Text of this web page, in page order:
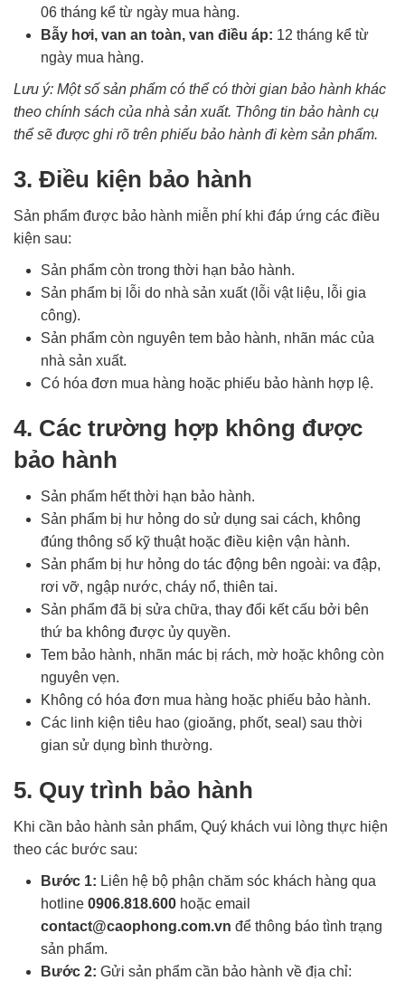
06 tháng kể từ ngày mua hàng.
Bẫy hơi, van an toàn, van điều áp: 12 tháng kể từ
ngày mua hàng.
Lưu ý: Một số sản phẩm có thể có thời gian bảo hành khác
theo chính sách của nhà sản xuất. Thông tin bảo hành cụ
thể sẽ được ghi rõ trên phiếu bảo hành đi kèm sản phẩm.
3. Điều kiện bảo hành
Sản phẩm được bảo hành miễn phí khi đáp ứng các điều
kiện sau:
Sản phẩm còn trong thời hạn bảo hành.
Sản phẩm bị lỗi do nhà sản xuất (lỗi vật liệu, lỗi gia
công).
Sản phẩm còn nguyên tem bảo hành, nhãn mác của
nhà sản xuất.
Có hóa đơn mua hàng hoặc phiếu bảo hành hợp lệ.
4. Các trường hợp không được
bảo hành
Sản phẩm hết thời hạn bảo hành.
Sản phẩm bị hư hỏng do sử dụng sai cách, không
đúng thông số kỹ thuật hoặc điều kiện vận hành.
Sản phẩm bị hư hỏng do tác động bên ngoài: va đập,
rơi vỡ, ngập nước, cháy nổ, thiên tai.
Sản phẩm đã bị sửa chữa, thay đổi kết cấu bởi bên
thứ ba không được ủy quyền.
Tem bảo hành, nhãn mác bị rách, mờ hoặc không còn
nguyên vẹn.
Không có hóa đơn mua hàng hoặc phiếu bảo hành.
Các linh kiện tiêu hao (gioăng, phốt, seal) sau thời
gian sử dụng bình thường.
5. Quy trình bảo hành
Khi cần bảo hành sản phẩm, Quý khách vui lòng thực hiện
theo các bước sau:
Bước 1: Liên hệ bộ phận chăm sóc khách hàng qua
hotline 0906.818.600 hoặc email
contact@caophong.com.vn để thông báo tình trạng
sản phẩm.
Bước 2: Gửi sản phẩm cần bảo hành về địa chỉ: